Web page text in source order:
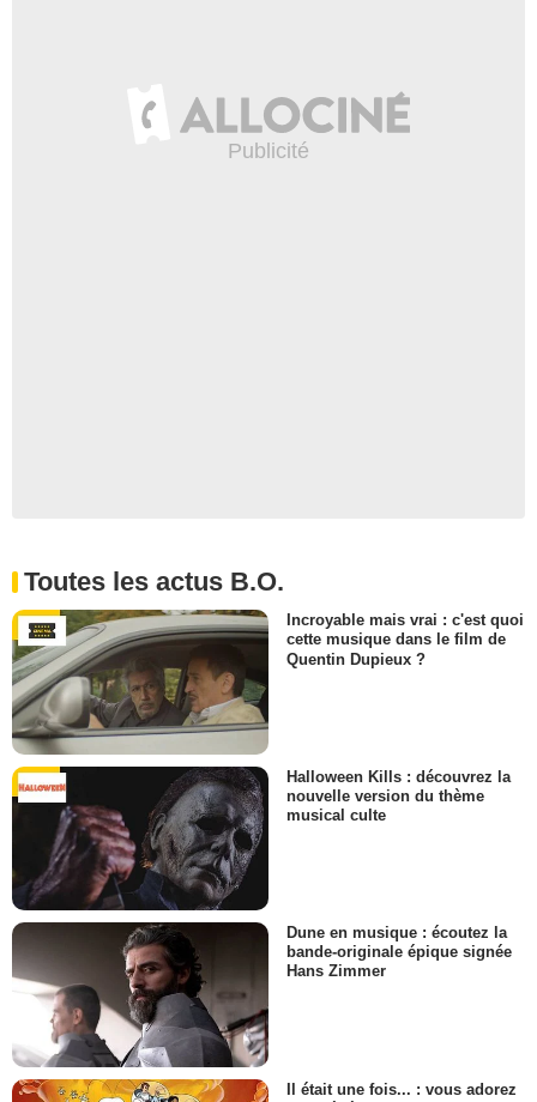
Toutes les actus B.O.
Incroyable mais vrai : c'est quoi
cette musique dans le film de
Quentin Dupieux ?
Halloween Kills : découvrez la
nouvelle version du thème
musical culte
Dune en musique : écoutez la
bande-originale épique signée
Hans Zimmer
Il était une fois... : vous adorez